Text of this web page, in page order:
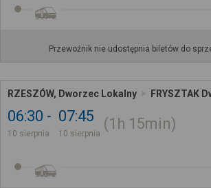
Przewoźnik nie udostępnia biletów do
RZESZÓW, Dworzec Lokalny FRYSZTAK
06:30
10 sierpnia
07:45
10 sierpnia
1h 15min